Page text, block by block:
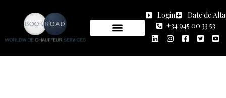
Login
Date de Alta
+34 945 00 33 53